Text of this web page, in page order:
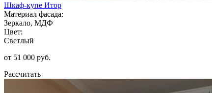
Шкаф-купе Итор
Материал фасада:
Зеркало, МДФ
Цвет:
Светлый
от 51 000 руб.
Рассчитать